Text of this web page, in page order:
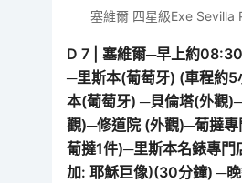
塞維爾 四星級Exe Sevilla
D7 |塞維爾─早上約
─里斯本(葡萄牙) (車程約
本(葡萄牙) ─貝倫塔(外觀
觀)─修道院 (外觀)─葡撻
葡撻1件)─里斯本名錶專
加: 耶穌巨像)(30分鐘) ─